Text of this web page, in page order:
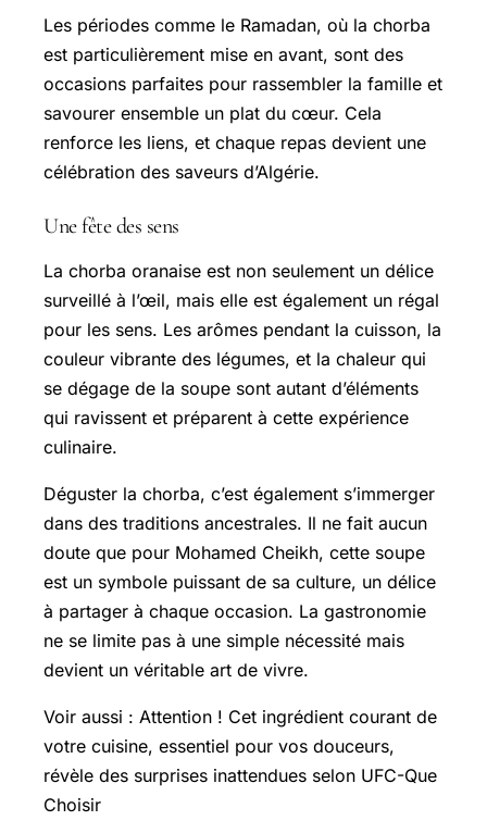
Les périodes comme le Ramadan, où la chorba
est particulièrement mise en avant, sont des
occasions parfaites pour rassembler la famille et
savourer ensemble un plat du cœur. Cela
renforce les liens, et chaque repas devient une
célébration des saveurs d’Algérie.
Une fête des sens
La chorba oranaise est non seulement un délice
surveillé à l’œil, mais elle est également un régal
pour les sens. Les arômes pendant la cuisson, la
couleur vibrante des légumes, et la chaleur qui
se dégage de la soupe sont autant d’éléments
qui ravissent et préparent à cette expérience
culinaire.
Déguster la chorba, c’est également s’immerger
dans des traditions ancestrales. Il ne fait aucun
doute que pour Mohamed Cheikh, cette soupe
est un symbole puissant de sa culture, un délice
à partager à chaque occasion. La gastronomie
ne se limite pas à une simple nécessité mais
devient un véritable art de vivre.
Voir aussi : Attention ! Cet ingrédient courant de
votre cuisine, essentiel pour vos douceurs,
révèle des surprises inattendues selon UFC-Que
Choisir